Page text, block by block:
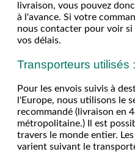
livraison, vous pouvez
à l'avance. Si votre
nous contacter pour voir
vos délais.
Transporteurs utilisés :
Pour les envois suivis à
l'Europe, nous utilisons le
recommandé (livraison en
métropolitaine.) Il est
travers le monde entier.
varient suivant le